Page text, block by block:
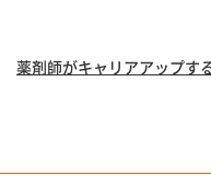
薬剤師がキャリアアップす